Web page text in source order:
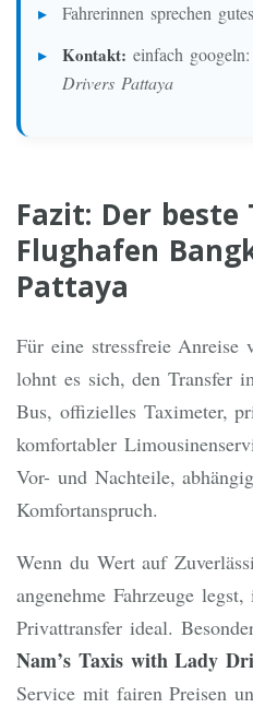
Fahrerinnen sprechen
Kontakt: einfach
Drivers Pattaya
Fazit: Der
Flughafen
Pattaya
Für eine stressfreie Anreise
lohnt es sich, den Transfer
Bus, offizielles Taximeter,
komfortabler
Vor- und Nachteile,
Komfortanspruch.
Wenn du Wert auf
angenehme Fahrzeuge
Privattransfer ideal.
Nam’s Taxis with Lady
Service mit fairen Preisen